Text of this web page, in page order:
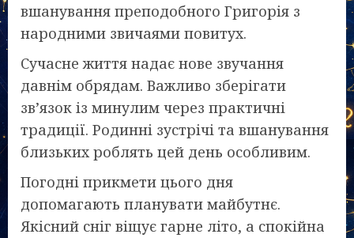
вшанування преподобного Григорія з
народними звичаями повитух.
Сучасне життя надає нове звучання
давнім обрядам. Важливо зберігати
зв’язок із минулим через практичні
традиції. Родинні зустрічі та вшанування
близьких роблять цей день особливим.
Погодні прикмети цього дня
допомагають планувати майбутнє.
Якісний сніг віщує гарне літо, а спокійна